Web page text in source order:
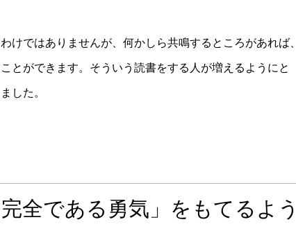
けではありませんが、何かしら共鳴するところがあれば、
とができます。そういう読書をする人が増えるようにと
した。
全である勇気」をもてるよう